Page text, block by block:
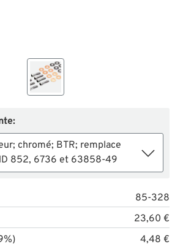
chromé; BTR; remplace
852, 6736 et 63858-49
85-328
23,60 €
4,48 €